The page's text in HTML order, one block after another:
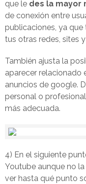
que le des la mayor
de conexión entre
publicaciones, ya
tus otras redes, sites
También ajusta la
aparecer relacionado
anuncios de google.
personal o
más adecuada.
4) En el siguiente
Youtube aunque no
ver hasta qué punto